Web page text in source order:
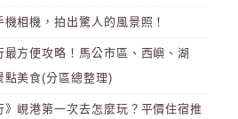
機相機，拍出驚人的風景照！
最方便攻略！馬公市區、西嶼、湖
點美食(分區總整理)
》峴港第一次去怎麼玩？平價住宿推